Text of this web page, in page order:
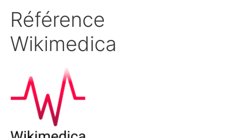
Référence
Wikimedica